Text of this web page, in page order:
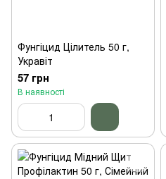
Фунгіцид Цілитель 50 г,
Укравіт
57 грн
В наявності